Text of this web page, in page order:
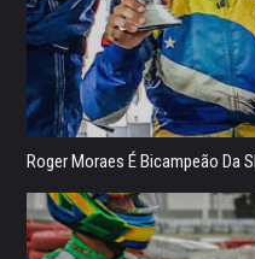
Roger Moraes É Bicampeão Da